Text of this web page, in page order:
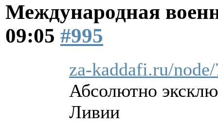
Международная
09:05 #995
za-kaddafi.ru/
Абсолютно
Ливии